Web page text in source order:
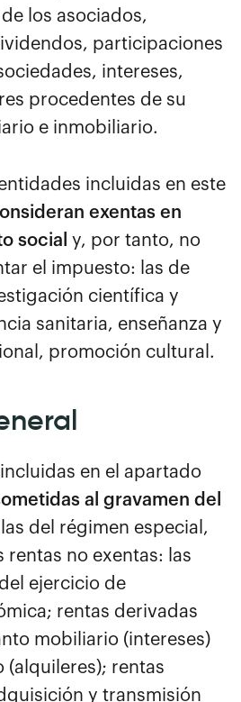
los asociados,
participaciones
intereses,
procedentes de su
e inmobiliario.
incluidas en este
exentas en
social y, por tanto, no
el impuesto: las de
científica y
sanitaria, enseñanza y
promoción cultural.
en el apartado
al gravamen del
del régimen especial,
no exentas: las
ejercicio de
rentas derivadas
mobiliario (intereses)
rentas
y transmisión